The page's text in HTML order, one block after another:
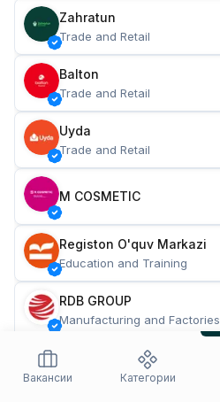
Zahratun
Trade and Retail
Balton
Trade and Retail
Uyda
Trade and Retail
M COSMETIC
Registon O'quv Markazi
Education and Training
RDB GROUP
Manufacturing and Factories
Restaurants and Fast Food
Вакансии
Категории